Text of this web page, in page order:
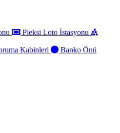
Pleksi Loto İstasyonu
Kabinleri
Banko Önü